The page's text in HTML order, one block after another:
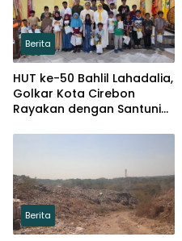
Berita
HUT ke-50 Bahlil Lahadalia,
Golkar Kota Cirebon
Rayakan dengan Santuni
Berita